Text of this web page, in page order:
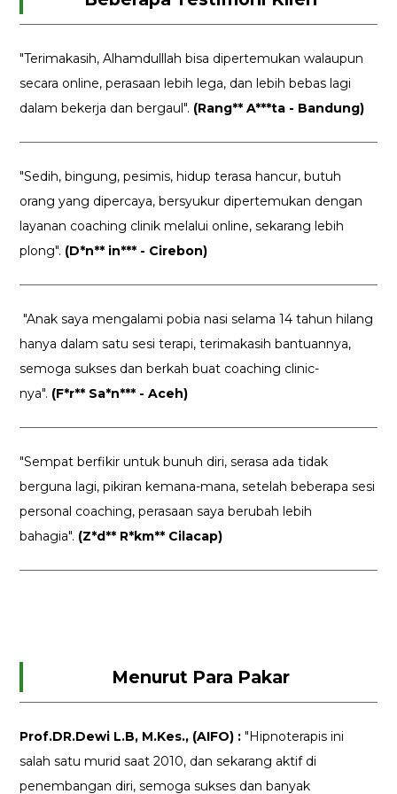
"Terimakasih, Alhamdulllah bisa dipertemukan walaupun
secara online, perasaan lebih lega, dan lebih bebas lagi
dalam bekerja dan bergaul". (Rang** A***ta - Bandung)
"Sedih, bingung, pesimis, hidup terasa hancur, butuh
orang yang dipercaya, bersyukur dipertemukan dengan
layanan coaching clinik melalui online, sekarang lebih
plong". (D*n** in*** - Cirebon)
"Anak saya mengalami pobia nasi selama 14 tahun hilang
hanya dalam satu sesi terapi, terimakasih bantuannya,
semoga sukses dan berkah buat coaching clinic-
nya". (F*r** Sa*n*** - Aceh)
"Sempat berfikir untuk bunuh diri, serasa ada tidak
berguna lagi, pikiran kemana-mana, setelah beberapa sesi
personal coaching, perasaan saya berubah lebih
bahagia". (Z*d** R*km** Cilacap)
Menurut Para Pakar
Prof.DR.Dewi L.B, M.Kes., (AIFO) :"Hipnoterapis ini
salah satu murid saat 2010, dan sekarang aktif di
penembangan diri, semoga sukses dan banyak